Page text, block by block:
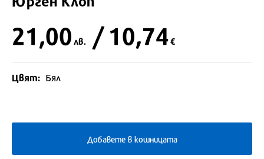
21,00 лв. / 10,74€
Цвят: Бял
Добавете в кошницата